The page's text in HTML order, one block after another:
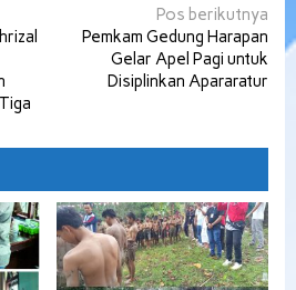
Pos berikutnya
Pemkam Gedung Harapan
Gelar Apel Pagi untuk
Disiplinkan Apararatur